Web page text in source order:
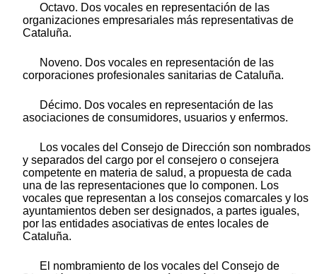
Octavo. Dos vocales en representación de las
organizaciones empresariales más representativas de
Cataluña.
Noveno. Dos vocales en representación de las
corporaciones profesionales sanitarias de Cataluña.
Décimo. Dos vocales en representación de las
asociaciones de consumidores, usuarios y enfermos.
Los vocales del Consejo de Dirección son nombrados
y separados del cargo por el consejero o consejera
competente en materia de salud, a propuesta de cada
una de las representaciones que lo componen. Los
vocales que representan a los consejos comarcales y los
ayuntamientos deben ser designados, a partes iguales,
por las entidades asociativas de entes locales de
Cataluña.
El nombramiento de los vocales del Consejo de